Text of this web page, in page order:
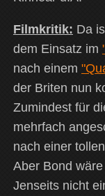
Filmkritik: Da
dem Einsatz im
nach einem
der Briten nun
Zumindest für
mehrfach
nach einer
Aber Bond
Jenseits nicht